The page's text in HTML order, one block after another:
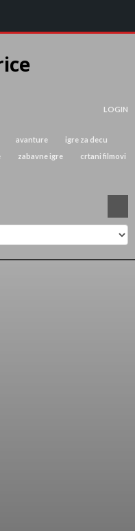
LOGIN
avanture
igre za decu
zabavne igre
crtani filmovi